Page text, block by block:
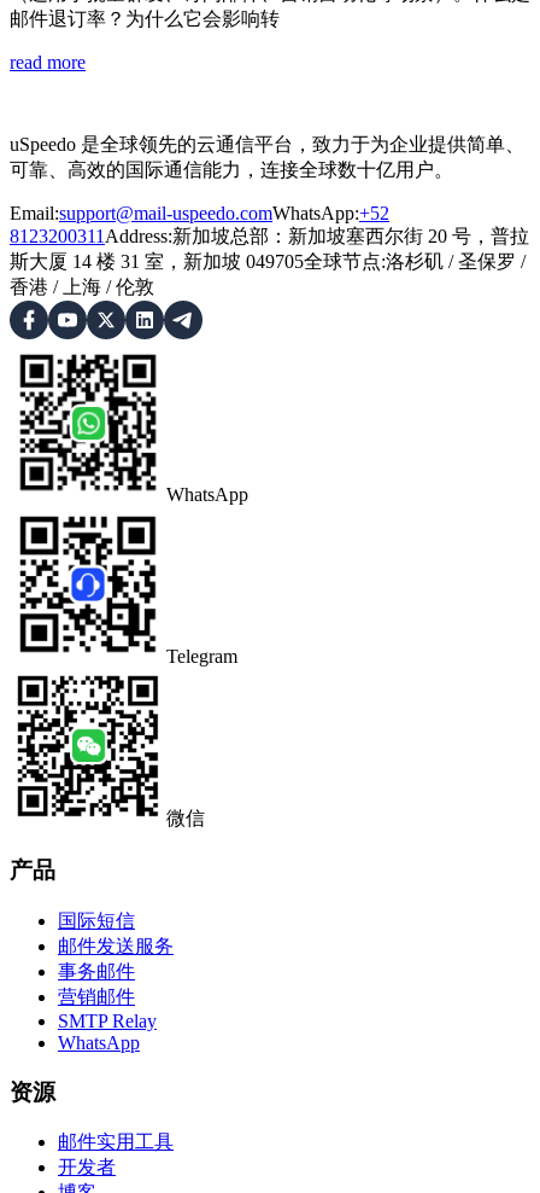
邮件退订率？为什么它会影响转
read more
uSpeedo 是全球领先的云通信平台，致力于为企业提供简单、
可靠、高效的国际通信能力，连接全球数十亿用户。
Email:support@mail-uspeedo.comWhatsApp:+52
8123200311 Address:新加坡总部：新加坡塞西尔街 20 号，普拉
斯大厦 14 楼 31 室，新加坡 049705全球节点:洛杉矶 /圣保罗 /
香港 / 上海 /伦敦
WhatsApp
Telegram
微信
产品
国际短信
邮件发送服务
事务邮件
营销邮件
SMTP Relay
WhatsApp
资源
邮件实用工具
开发者